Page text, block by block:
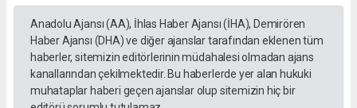
Anadolu Ajansı (AA), İhlas Haber Ajansı (İHA), Demirören
Haber Ajansı (DHA) ve diğer ajanslar tarafından eklenen tüm
haberler, sitemizin editörlerinin müdahalesi olmadan ajans
kanallarından çekilmektedir. Bu haberlerde yer alan hukuki
muhataplar haberi geçen ajanslar olup sitemizin hiç bir